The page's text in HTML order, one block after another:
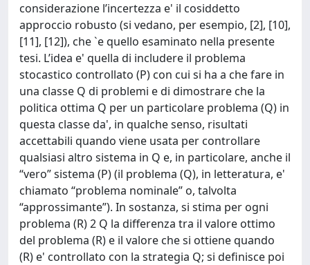
considerazione l’incertezza e' il cosiddetto
approccio robusto (si vedano, per esempio, [2], [10],
[11], [12]), che `e quello esaminato nella presente
tesi. L’idea e' quella di includere il problema
stocastico controllato (P) con cui si ha a che fare in
una classe Q di problemi e di dimostrare che la
politica ottima Q per un particolare problema (Q) in
questa classe da', in qualche senso, risultati
accettabili quando viene usata per controllare
qualsiasi altro sistema in Q e, in particolare, anche il
“vero” sistema (P) (il problema (Q), in letteratura, e'
chiamato “problema nominale” o, talvolta
“approssimante”). In sostanza, si stima per ogni
problema (R) 2 Q la differenza tra il valore ottimo
del problema (R) e il valore che si ottiene quando
(R) e' controllato con la strategia Q; si definisce poi